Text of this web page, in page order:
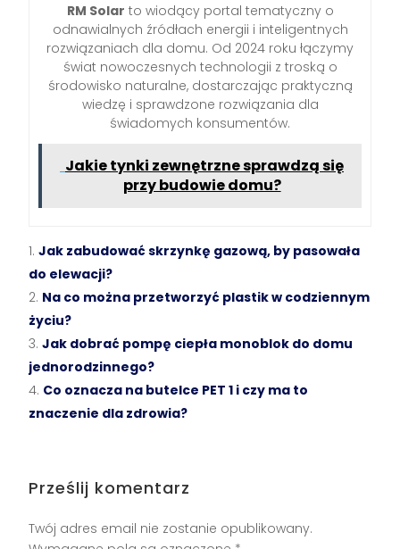
RM Solar to wiodący portal tematyczny o
odnawialnych źródłach energii i inteligentnych
rozwiązaniach dla domu. Od 2024 roku łączymy
świat nowoczesnych technologii z troską o
środowisko naturalne, dostarczając praktyczną
wiedzę i sprawdzone rozwiązania dla
świadomych konsumentów.
Jakie tynki zewnętrzne sprawdzą się
przy budowie domu?
Jak zabudować skrzynkę gazową, by pasowała
do elewacji?
Na co można przetworzyć plastik w codziennym
życiu?
Jak dobrać pompę ciepła monoblok do domu
jednorodzinnego?
Co oznacza na butelce PET 1 i czy ma to
znaczenie dla zdrowia?
Prześlij komentarz
Twój adres email nie zostanie opublikowany.